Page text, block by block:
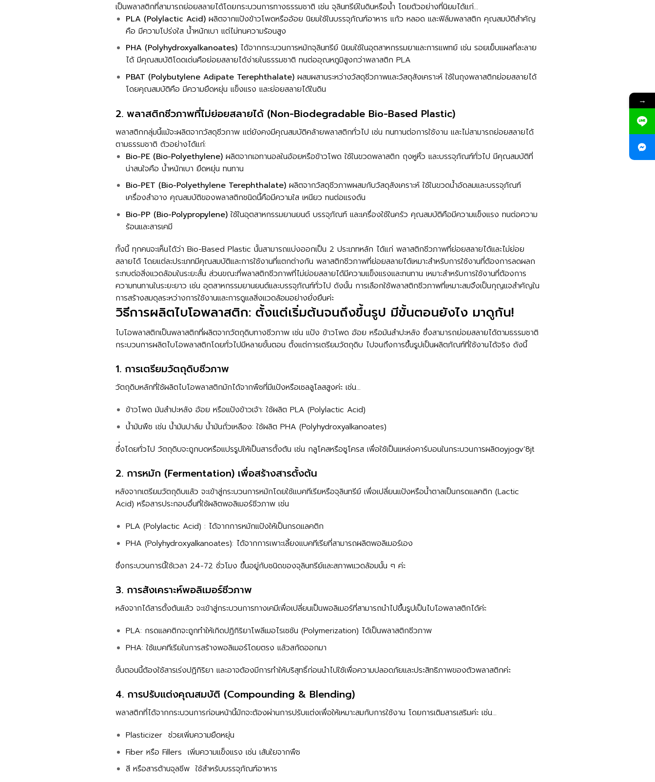
เป็นพลาสติกที่สามารถย่อยสลายได้โดยกระบวนการทางธรรมชาติ เช่น จุลินทรีย์ในดินหรือน้ำ โดยตัวอย่างที่นิยมได้แก่…
PLA (Polylactic Acid)ผลิตจากแป้งข้าวโพดหรืออ้อย นิยมใช้ในบรรจุภัณฑ์อาหาร แก้ว หลอด และฟิล์มพลาสติก คุณสมบัติสำคัญ
คือ มีความโปร่งใส น้ำหนักเบา แต่ไม่ทนความร้อนสูง
PHA (Polyhydroxyalkanoates)ได้จากกระบวนการหมักจุลินทรีย์ นิยมใช้ในอุตสาหกรรมยาและการแพทย์ เช่น รอยเย็บแผลที่ละลาย
ได้ มีคุณสมบัติโดดเด่นคือย่อยสลายได้ง่ายในธรรมชาติ ทนต่ออุณหภูมิสูงกว่าพลาสติก PLA
PBAT (Polybutylene Adipate Terephthalate)ผสมผสานระหว่างวัสดุชีวภาพและวัสดุสังเคราะห์ ใช้ในถุงพลาสติกย่อยสลายได้
โดยคุณสมบัติคือ มีความยืดหยุ่น แข็งแรง และย่อยสลายได้ในดิน
2. พลาสติกชีวภาพที่ไม่ย่อยสลายได้ (Non-Biodegradable Bio-Based Plastic)
พลาสติกกลุ่มนี้แม้จะผลิตจากวัสดุชีวภาพ แต่ยังคงมีคุณสมบัติคล้ายพลาสติกทั่วไป เช่น ทนทานต่อการใช้งาน และไม่สามารถย่อยสลายได้
ตามธรรมชาติ ตัวอย่างได้แก่:
Bio-PE (Bio-Polyethylene)ผลิตจากเอทานอลในอ้อยหรือข้าวโพด ใช้ในขวดพลาสติก ถุงหูหิ้ว และบรรจุภัณฑ์ทั่วไป มีคุณสมบัติที่
น่าสนใจคือ น้ำหนักเบา ยืดหยุ่น ทนทาน
Bio-PET (Bio-Polyethylene Terephthalate)ผลิตจากวัสดุชีวภาพผสมกับวัสดุสังเคราะห์ ใช้ในขวดน้ำอัดลมและบรรจุภัณฑ์
เครื่องสำอาง คุณสมบัติของพลาสติกชนิดนี้คือมีความใส เหนียว ทนต่อแรงดัน
Bio-PP (Bio-Polypropylene)ใช้ในอุตสาหกรรมยานยนต์ บรรจุภัณฑ์ และเครื่องใช้ในครัว คุณสมบัติคือมีความแข็งแรง ทนต่อความ
ร้อนและสารเคมี
ทั้งนี้ ทุกคนจะเห็นได้ว่า Bio-Based Plastic นั้นสามารถแบ่งออกเป็น 2 ประเภทหลัก ได้แก่ พลาสติกชีวภาพที่ย่อยสลายได้และไม่ย่อย
สลายได้ โดยแต่ละประเภทมีคุณสมบัติและการใช้งานที่แตกต่างกัน พลาสติกชีวภาพที่ย่อยสลายได้เหมาะสำหรับการใช้งานที่ต้องการลดผลก
ระทบต่อสิ่งแวดล้อมในระยะสั้น ส่วนขณะที่พลาสติกชีวภาพที่ไม่ย่อยสลายได้มีความแข็งแรงและทนทาน เหมาะสำหรับการใช้งานที่ต้องการ
ความทนทานในระยะยาว เช่น อุตสาหกรรมยานยนต์และบรรจุภัณฑ์ทั่วไป ดังนั้น การเลือกใช้พลาสติกชีวภาพที่เหมาะสมจึงเป็นกุญแจสำคัญใน
การสร้างสมดุลระหว่างการใช้งานและการดูแลสิ่งแวดล้อมอย่างยั่งยืนค่ะ
วิธีการผลิตไบโอพลาสติก: ตั้งแต่เริ่มต้นจนถึงขึ้นรูป มีขั้นตอนยังไง มาดูกัน!
ไบโอพลาสติกเป็นพลาสติกที่ผลิตจากวัตถุดิบทางชีวภาพ เช่น แป้ง ข้าวโพด อ้อย หรือมันสำปะหลัง ซึ่งสามารถย่อยสลายได้ตามธรรมชาติ
กระบวนการผลิตไบโอพลาสติกโดยทั่วไปมีหลายขั้นตอน ตั้งแต่การเตรียมวัตถุดิบ ไปจนถึงการขึ้นรูปเป็นผลิตภัณฑ์ที่ใช้งานได้จริง ดังนี้
1. การเตรียมวัตถุดิบชีวภาพ
วัตถุดิบหลักที่ใช้ผลิตไบโอพลาสติกมักได้จากพืชที่มีแป้งหรือเซลลูโลสสูงค่ะ เช่น…
ข้าวโพด มันสำปะหลัง อ้อย หรือแป้งข้าวเจ้า: ใช้ผลิต PLA (Polylactic Acid)
น้ำมันพืช เช่น น้ำมันปาล์ม น้ำมันถั่วเหลือง: ใช้ผลิต PHA (Polyhydroxyalkanoates)
ซึ่่งโดยทั่วไป วัตถุดิบจะถูกบดหรือแปรรูปให้เป็นสารตั้งต้น เช่น กลูโคสหรือซูโครส เพื่อใช้เป็นแหล่งคาร์บอนในกระบวนการผลิตoyjogv’8jt
2. การหมัก (Fermentation) เพื่อสร้างสารตั้งต้น
หลังจากเตรียมวัตถุดิบแล้ว จะเข้าสู่กระบวนการหมักโดยใช้แบคทีเรียหรือจุลินทรีย์ เพื่อเปลี่ยนแป้งหรือน้ำตาลเป็นกรดแลคติก (Lactic
Acid) หรือสารประกอบอื่นที่ใช้ผลิตพอลิเมอร์ชีวภาพ เช่น
PLA (Polylactic Acid) : ได้จากการหมักแป้งให้เป็นกรดแลคติก
PHA (Polyhydroxyalkanoates): ได้จากการเพาะเลี้ยงแบคทีเรียที่สามารถผลิตพอลิเมอร์เอง
ซึ่งกระบวนการนี้ใช้เวลา 24-72 ชั่วโมง ขึ้นอยู่กับชนิดของจุลินทรีย์และสภาพแวดล้อมนั้น ๆ ค่ะ
3. การสังเคราะห์พอลิเมอร์ชีวภาพ
หลังจากได้สารตั้งต้นแล้ว จะเข้าสู่กระบวนการทางเคมีเพื่อเปลี่ยนเป็นพอลิเมอร์ที่สามารถนำไปขึ้นรูปเป็นไบโอพลาสติกได้ค่ะ
PLA: กรดแลคติกจะถูกทำให้เกิดปฏิกิริยาโพลีเมอไรเซชัน (Polymerization) ได้เป็นพลาสติกชีวภาพ
PHA: ใช้แบคทีเรียในการสร้างพอลิเมอร์โดยตรง แล้วสกัดออกมา
ขั้นตอนนี้ต้องใช้สารเร่งปฏิกิริยา และอาจต้องมีการทำให้บริสุทธิ์ก่อนนำไปใช้เพื่อความปลอดภัยและประสิทธิภาพของตัวพลาสติกค่ะ
4. การปรับแต่งคุณสมบัติ (Compounding & Blending)
พลาสติกที่ได้จากกระบวนการก่อนหน้านี้มักจะต้องผ่านการปรับแต่งเพื่อให้เหมาะสมกับการใช้งาน โดยการเติมสารเสริมค่ะ เช่น…
Plasticizer ช่วยเพิ่มความยืดหยุ่น
Fiber หรือ Fillers เพิ่มความแข็งแรง เช่น เส้นใยจากพืช
สี หรือสารต้านจุลชีพ ใช้สำหรับบรรจุภัณฑ์อาหาร
→